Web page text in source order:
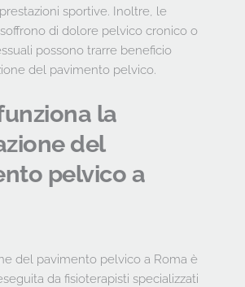
sportive. Inoltre, le
di dolore pelvico cronico o
possono trarre beneficio
del pavimento pelvico.
la
del
pelvico a
del pavimento pelvico a Roma è
da fisioterapisti specializzati